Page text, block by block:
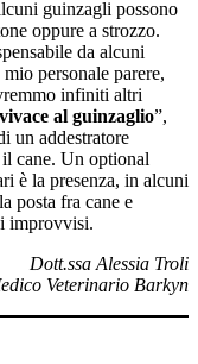
guinzagli possono
oppure a strozzo.
da alcuni
personale parere,
infiniti altri
vivace al guinzaglio”,
un addestratore
cane. Un optional
è la presenza, in alcuni
posta fra cane e
improvvisi.
Dott.ssa Alessia Troli
Veterinario Barkyn